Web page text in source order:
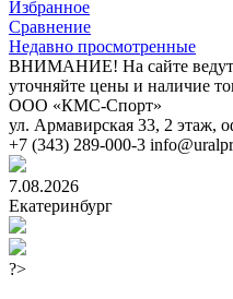
Избранное
Сравнение
Недавно просмотренные
ВНИМАНИЕ! На сайте
уточняйте цены и наличие
ООО «КМС-Спорт»
ул. Армавирская 33, 2 этаж,
+7 (343) 289-000-3
7.08.2026
Екатеринбург
?>